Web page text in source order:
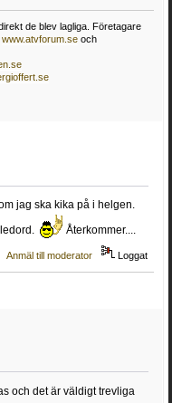
de blev lagliga. Företagare
www.atvforum.se och
jag ska kika på i helgen.
Återkommer....
Anmäl till moderator Loggat
och det är väldigt trevliga